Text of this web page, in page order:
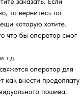
то вернитесь по
которую хотите.
что бы оператор смог
т.д.
оператор для
как внести предоплату
пошива.